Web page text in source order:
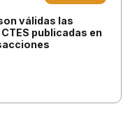
válidas las
publicadas en